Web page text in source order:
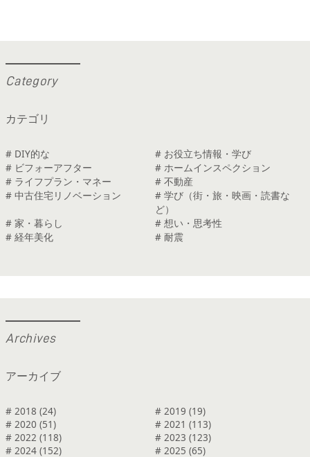
Category
カテゴリ
# DIY的な
# お役立ち情報・学び
# ビフォーアフター
# ホームインスペクション
# ライフプラン・マネー
# 不動産
# 中古住宅リノベーション
# 学び（街・旅・映画・読書な
ど）
# 家・暮らし
# 想い・思考性
# 経年美化
# 耐震
Archives
アーカイブ
# 2018 (24)
# 2019 (19)
# 2020 (51)
# 2021 (113)
# 2022 (118)
# 2023 (123)
# 2024 (152)
# 2025 (65)